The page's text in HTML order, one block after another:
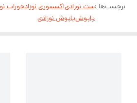
برچسب‌ها :ست نوزادیاکسسوری نوزادجوراب
پاپوشپاپوش نوزادی